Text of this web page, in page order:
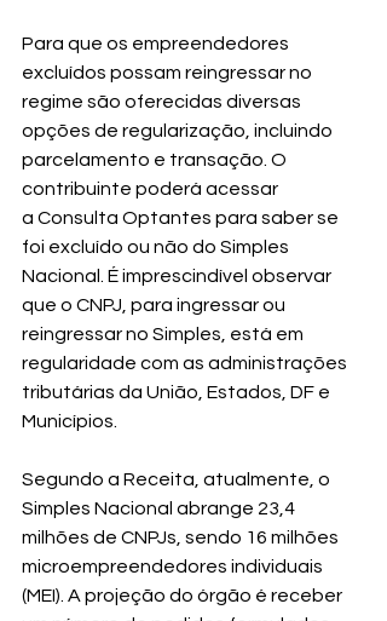
Para que os empreendedores
excluídos possam reingressar no
regime são oferecidas diversas
opções de regularização, incluindo
parcelamento e transação. O
contribuinte poderá acessar
a Consulta Optantes para saber se
foi excluído ou não do Simples
Nacional. É imprescindível observar
que o CNPJ, para ingressar ou
reingressar no Simples, está em
regularidade com as administrações
tributárias da União, Estados, DF e
Municípios.
Segundo a Receita, atualmente, o
Simples Nacional abrange 23,4
milhões de CNPJs, sendo 16 milhões
microempreendedores individuais
(MEI) . A projeção do órgão é receber